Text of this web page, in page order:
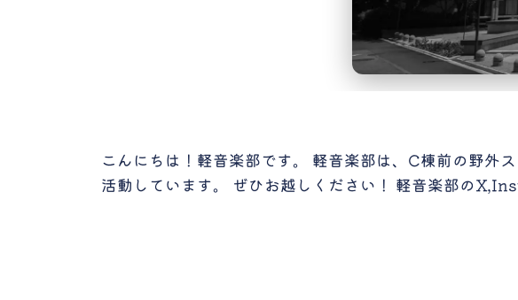
こんにちは！軽音楽部です。 軽音楽部は、C棟前の野外
活動しています。 ぜひお越しください！ 軽音楽部の